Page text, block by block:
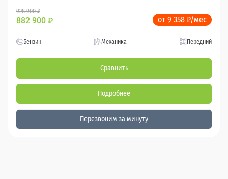
928 900 ₽
882 900 ₽ от 9 358 ₽/мес
Бензин Механика Передний
Сравнить
Подробнее
Перезвоним за минуту